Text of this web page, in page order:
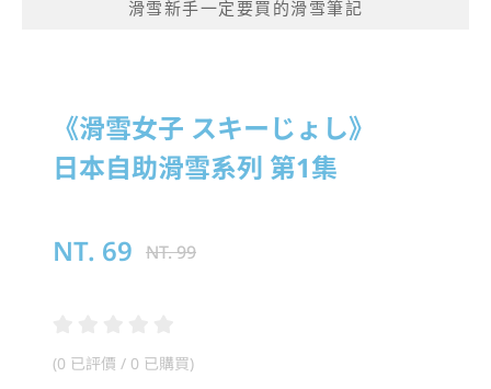
滑雪新手一定要買的滑雪筆記